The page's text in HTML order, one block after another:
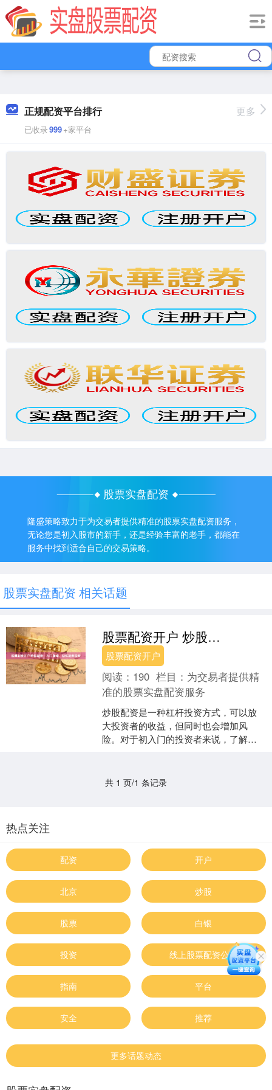
正规配资平台排行
已收录999+家平台
更多
股票实盘配资
隆盛策略致力于为交易者提供精准的股票实盘配资服务，
无论您是初入股市的新手，还是经验丰富的老手，都能在
服务中找到适合自己的交易策略。
股票实盘配资 相关话题
股票配资开户 炒股配资：入门指南，助你配资投资
股票配资开户
阅读： 190 栏目： 为交易者提供精
准的股票实盘配资服务
炒股配资是一种杠杆投资方式，可以放
大投资者的收益，但同时也会增加风
险。对于初入门的投资者来说，了解炒
共 1 页/1 条记录
热点关注
配资 开户
北京 炒股
股票 白银
投资 线上股票配资公司
指南 平台
安全 推荐
更多话题动态